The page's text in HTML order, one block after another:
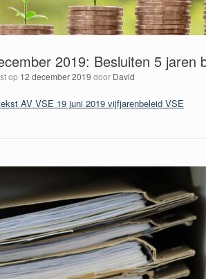
2019: Besluiten 5 jaren
op 12 december 2019 door David
AV VSE 19 juni 2019 vijfjarenbeleid VSE